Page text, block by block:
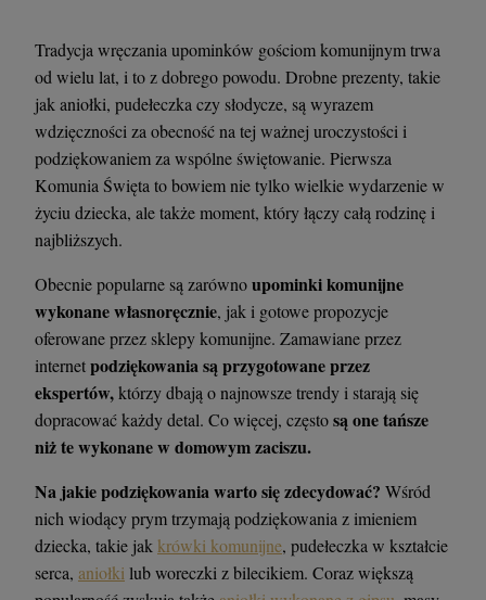
Tradycja wręczania upominków gościom komunijnym trwa
od wielu lat, i to z dobrego powodu. Drobne prezenty, takie
jak aniołki, pudełeczka czy słodycze, są wyrazem
wdzięczności za obecność na tej ważnej uroczystości i
podziękowaniem za wspólne świętowanie. Pierwsza
Komunia Święta to bowiem nie tylko wielkie wydarzenie w
życiu dziecka, ale także moment, który łączy całą rodzinę i
najbliższych.
Obecnie popularne są zarównoupominki komunijne
wykonane własnoręcznie, jak i gotowe propozycje
oferowane przez sklepy komunijne. Zamawiane przez
internetpodziękowania są przygotowane przez
ekspertów,którzy dbają o najnowsze trendy i starają się
dopracować każdy detal. Co więcej, częstosą one tańsze
niż te wykonane w domowym zaciszu.
Na jakie podziękowania warto się zdecydować? Wśród
nich wiodący prym trzymają podziękowania z imieniem
dziecka, takie jak krówki komunijne, pudełeczka w kształcie
serca, aniołki lub woreczki z bilecikiem. Coraz większą